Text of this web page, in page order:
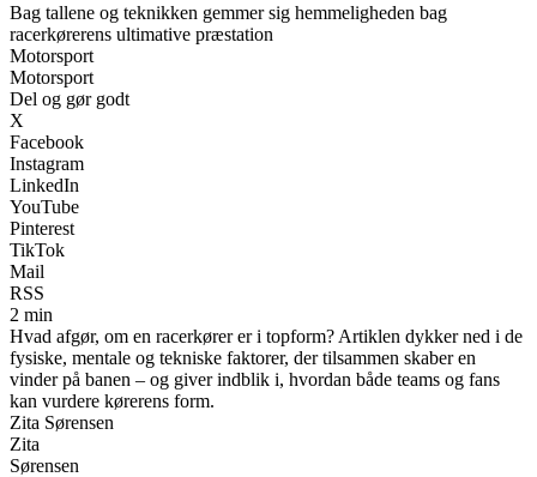
Bag tallene og teknikken gemmer sig hemmeligheden bag
racerkørerens ultimative præstation
Motorsport
Motorsport
Del og gør godt
X
Facebook
Instagram
LinkedIn
YouTube
Pinterest
TikTok
Mail
RSS
2 min
Hvad afgør, om en racerkører er i topform? Artiklen dykker ned i de
fysiske, mentale og tekniske faktorer, der tilsammen skaber en
vinder på banen – og giver indblik i, hvordan både teams og fans
kan vurdere kørerens form.
Zita Sørensen
Zita
Sørensen